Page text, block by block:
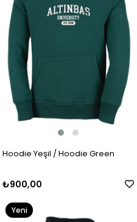
Hoodie Yeşil / Hoodie Green
₺900,00
Yeni